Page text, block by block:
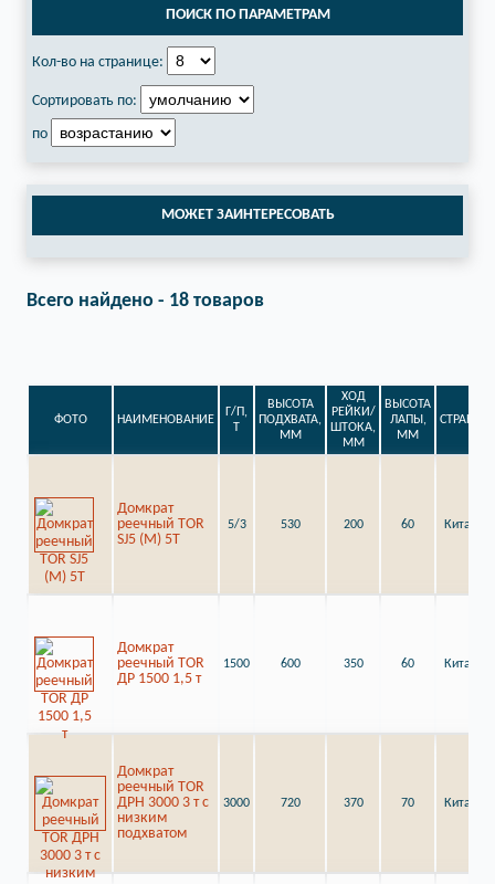
ПОИСК ПО ПАРАМЕТРАМ
Кол-во на странице:
Сортировать по:
по
МОЖЕТ ЗАИНТЕРЕСОВАТЬ
Всего найдено - 18 товаров
ФОТО НАИМЕНОВАНИЕ
Г/П,
Т
ВЫСОТА
ПОДХВАТА,
ММ
ХОД
РЕЙКИ/
ШТОКА,
ММ
ВЫСОТА
ЛАПЫ,
ММ
СТРАНА
Домкрат
реечный TOR
SJ5 (M) 5Т
5/3 530 200 60 Китай
Домкрат
реечный TOR
ДР 1500 1,5 т
1500 600 350 60 Китай
Домкрат
реечный TOR
ДРН 3000 3 т с
низким
подхватом
3000 720 370 70 Китай